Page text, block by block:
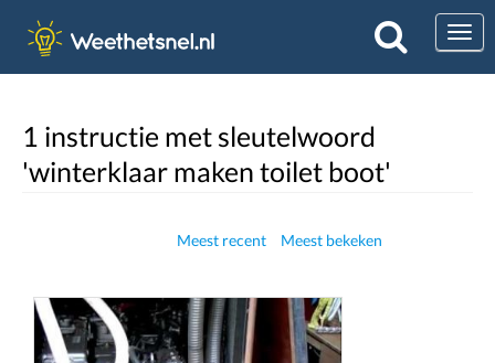
1 instructie met sleutelwoord
'winterklaar maken toilet boot'
Meest recent Meest bekeken